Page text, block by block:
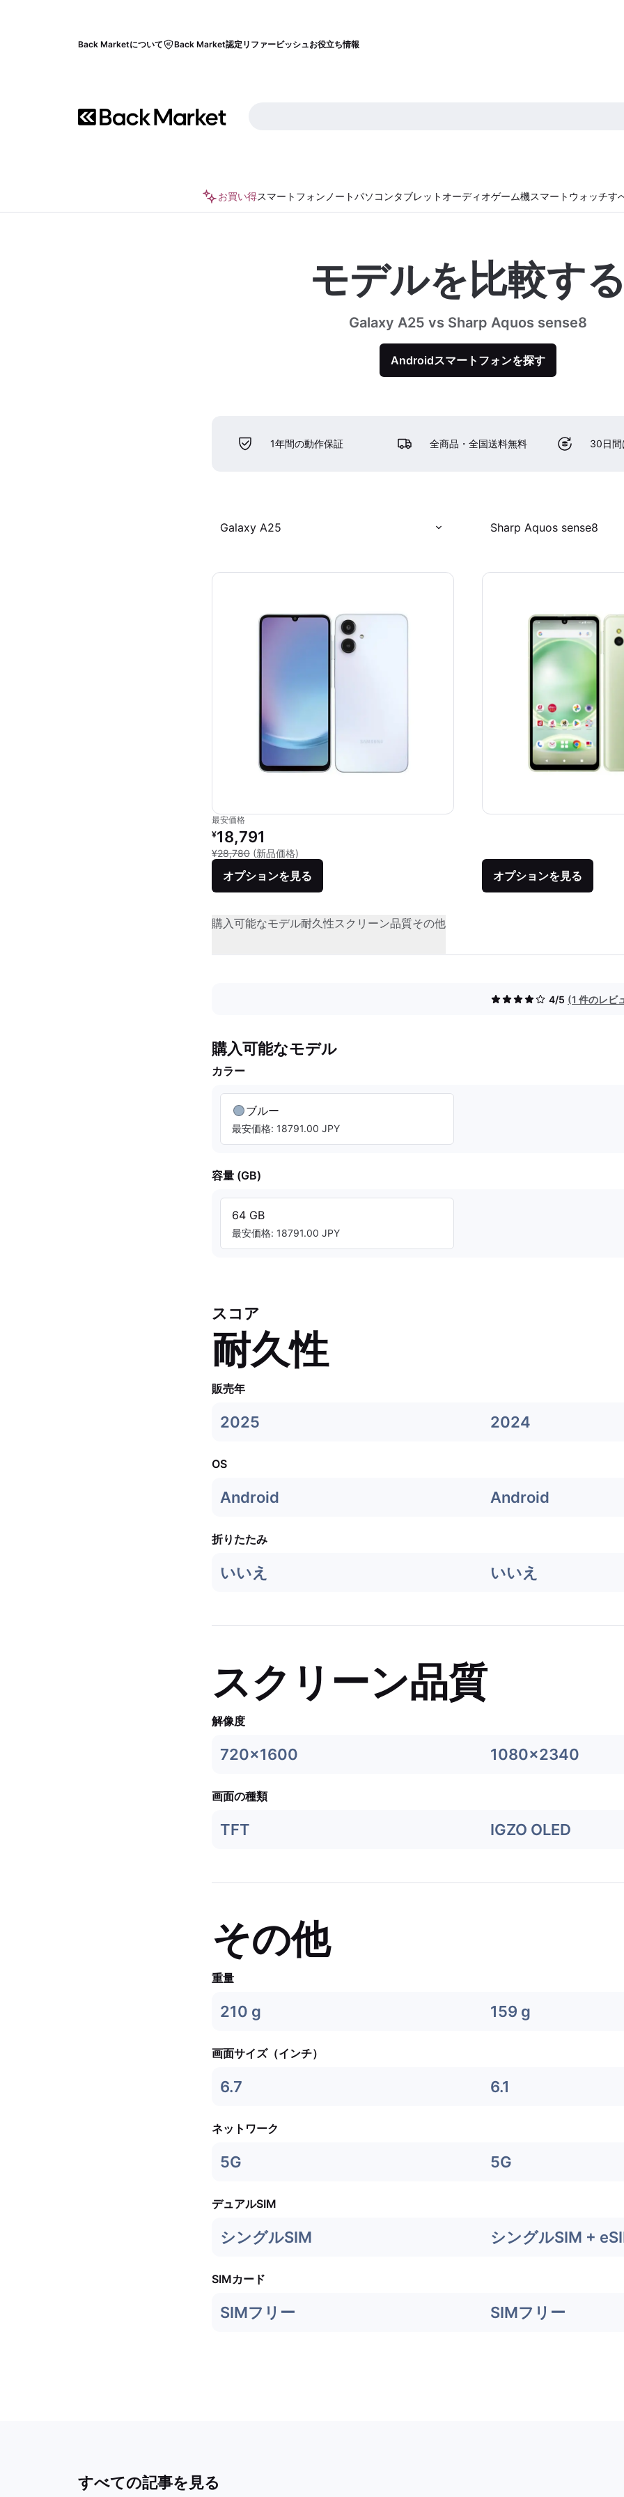
Back Marketについて Back Market認定リファービッシュお役立ち情報
お買い得スマートフォン ノートパソコンタブレット オーディオゲーム機スマートウォッチす
モデルを比較す
Galaxy A25 vs Sharp Aquos sense8
Androidスマートフォンを探す
1年間の動作保証 全商品・全国送料無料 30日間
Galaxy A25 Sharp Aquos sense8
最安価格
リファービッシュ品の価格：
¥18,791
¥28,780 (新品価格)
オプションを見る オプションを見る
購入可能なモデル耐久性スクリーン品質その他
4/5 (1 件のレビ
購入可能なモデル
カラー
ブルー
最安価格: 18791.00 JPY
容量 (GB)
64 GB
最安価格: 18791.00 JPY
スコア
耐久性
販売年
2025 2024
OS
Android Android
折りたたみ
いいえ いいえ
スクリーン品質
解像度
720x1600 1080x2340
画面の種類
TFT IGZO OLED
その他
重量
210 g 159 g
画面サイズ（インチ）
6.7 6.1
ネットワーク
5G 5G
デュアルSIM
シングルSIM シングルSIM +
SIMカード
SIMフリー SIMフリー
すべての記事を見る